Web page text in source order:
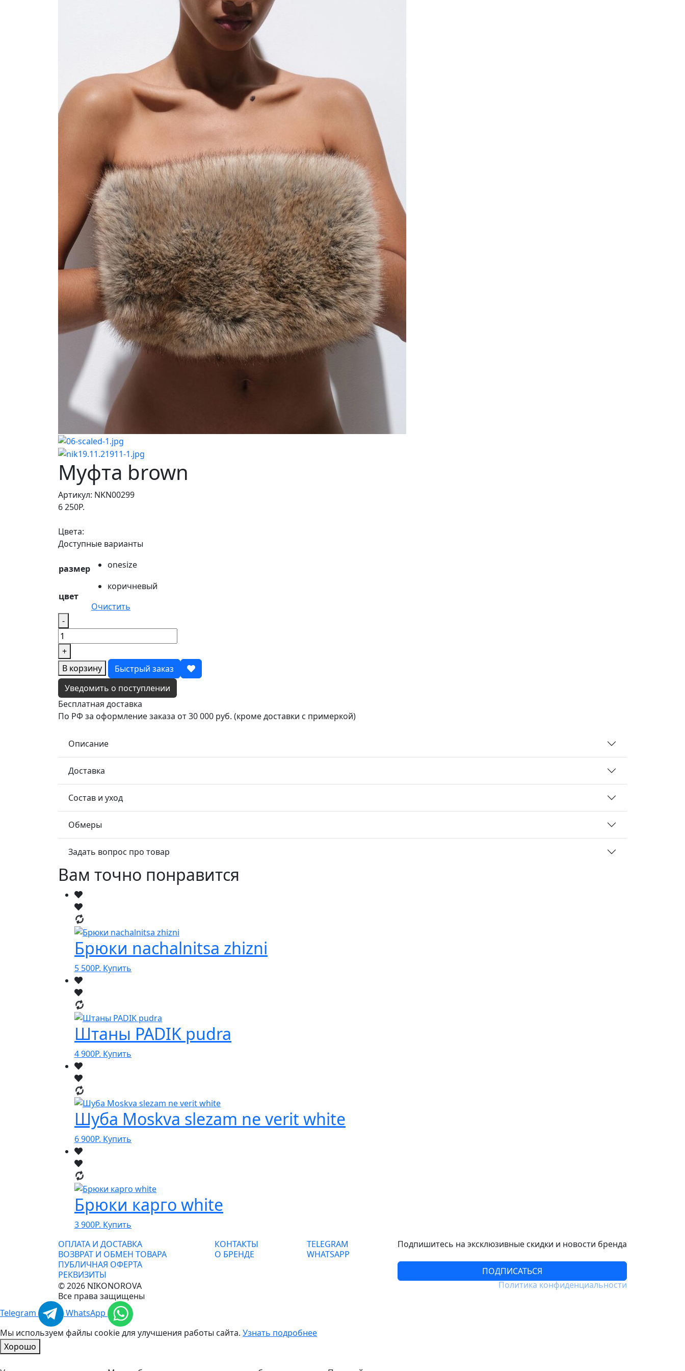
Муфта brown
Артикул: NKN00299
6 250Р.
Цвета:
Доступные варианты
размер onesize
цвет
коричневый
Очистить
Количество
товара
Муфта
brown
-
+
В корзину
Быстрый заказ
Уведомить о поступлении
Бесплатная доставка
По РФ за оформление заказа от 30 000 руб. (кроме доставки с примеркой)
Описание
Доставка
Состав и уход
Обмеры
Задать вопрос про товар
Вам точно понравится
Брюки nachalnitsa zhizni
5 500Р. Купить
Штаны PADIK pudra
4 900Р. Купить
Шуба Moskva slezam ne verit white
6 900Р. Купить
Брюки карго white
3 900Р. Купить
ОПЛАТА И ДОСТАВКА
ВОЗВРАТ И ОБМЕН ТОВАРА
ПУБЛИЧНАЯ ОФЕРТА
РЕКВИЗИТЫ
КОНТАКТЫ
О БРЕНДЕ
TELEGRAM
WHATSAPP
Подпишитесь на эксклюзивные скидки и новости бренда
ПОДПИСАТЬСЯ
© 2026 NIKONOROVA
Все права защищены
Политика конфиденциальности
Telegram
WhatsApp
Мы используем файлы cookie для улучшения работы сайта. Узнать подробнее
Хорошо